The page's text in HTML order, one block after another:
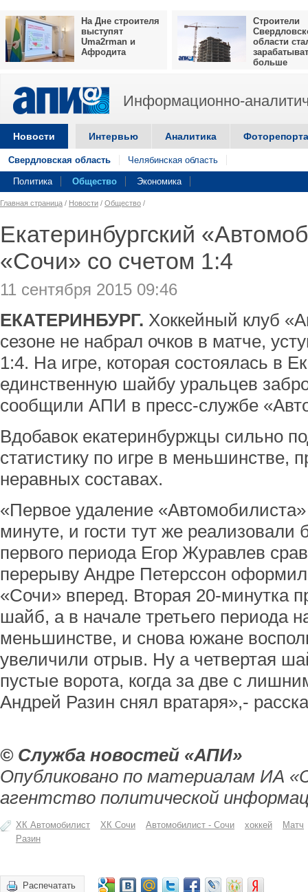
На Дне строителя
выступят
Uma2rman и
Афродита
Строители
области
больше
Информационно-
Новости Интервью Аналитика
Свердловская область Челябинская область
Политика Общество Экономика
Главная страница / Новости / Общество /
Екатеринбургский
«Сочи» со счетом 1:4
11 сентября 2015 09:46
ЕКАТЕРИНБУРГ. Хоккейный клуб
сезоне не набрал очков в матче,
1:4. На игре, которая состоялась в
единственную шайбу уральцев
сообщили АПИ в пресс-службе
Вдобавок екатеринбуржцы сильно
статистику по игре в меньшинстве,
неравных составах.
«Первое удаление
минуте, и гости тут же
первого периода Егор Журавлев
перерыву Андре Петерссон
«Сочи» вперед. Вторая 20-минутка
шайб, а в начале третьего периода
меньшинстве, и снова южане
увеличили отрыв. Ну а четвертая
пустые ворота, когда за две с
Андрей Разин снял вратаря»,-
© Служба новостей «АПИ»
Опубликовано по материалам ИА
агентство политической
ХК Автомобилист ХК Сочи Автомобилист - Сочи хоккей
Матч
Разин
Распечатать